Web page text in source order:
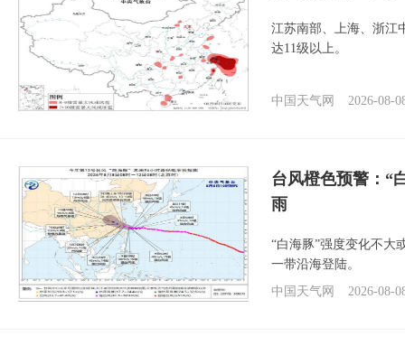
江苏南部、上海、浙江
达11级以上。
中国天气网 2026-08-
台风橙色预警：“
雨
“白海豚”强度变化不大
一带沿海登陆。
中国天气网
2026-08-